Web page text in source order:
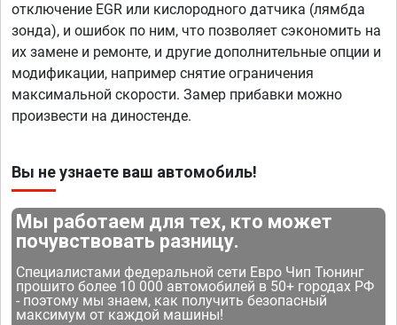
отключение EGR или кислородного датчика (лямбда
зонда), и ошибок по ним, что позволяет сэкономить на
их замене и ремонте, и другие дополнительные опции и
модификации, например снятие ограничения
максимальной скорости. Замер прибавки можно
произвести на диностенде.
Вы не узнаете ваш автомобиль!
Мы работаем для тех, кто может
почувствовать разницу.
Специалистами федеральной сети Евро Чип Тюнинг
прошито более 10 000 автомобилей в 50+ городах РФ
- поэтому мы знаем, как получить безопасный
максимум от каждой машины!